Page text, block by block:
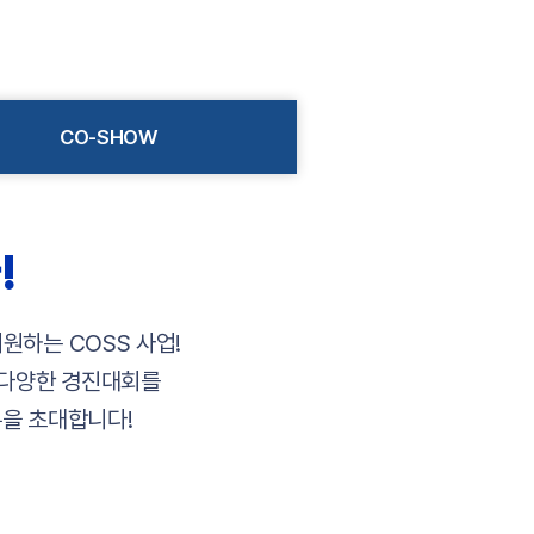
CO-SHOW
하는 COSS 사업!
양한 경진대회를
초대합니다!